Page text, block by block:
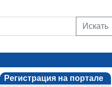
Искать
Регистрация на портале